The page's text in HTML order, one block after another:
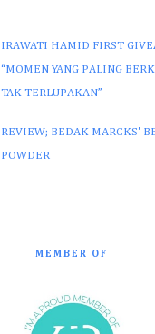
IRAWATI HAMID FIRST
“MOMEN YANG PALING
TAK TERLUPAKAN”
REVIEW; BEDAK MARCKS'
POWDER
MEMBER OF